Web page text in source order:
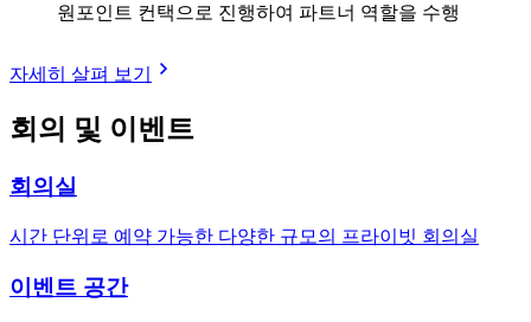
원포인트 컨택으로 진행하여 파트너 역할을 수행
자세히 살펴 보기
회의 및 이벤트
회의실
시간 단위로 예약 가능한 다양한 규모의 프라이빗 회의실
이벤트 공간